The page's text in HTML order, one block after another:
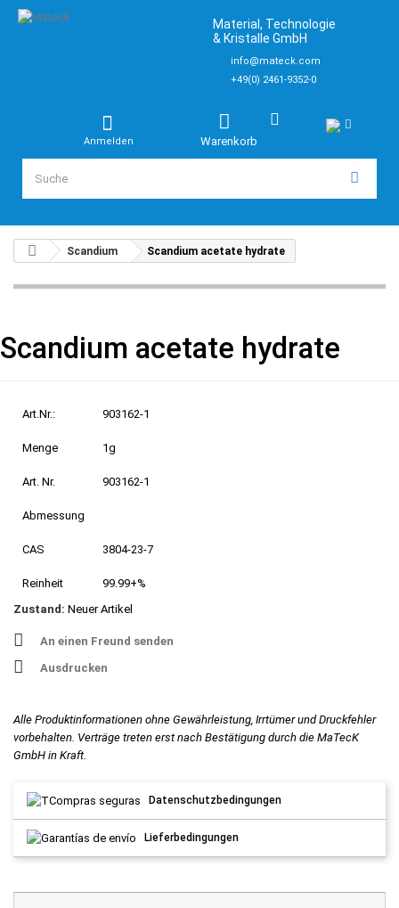
Material, Technologie
& Kristalle GmbH
info@mateck.com
+49(0) 2461-9352-0
Warenkorb
Anmelden
Scandium Scandium acetate hydrate
Scandium acetate hydrate
Art.Nr.: 903162-1
Menge 1g
Art. Nr. 903162-1
Abmessung
CAS 3804-23-7
Reinheit
99.99+%
Zustand: Neuer Artikel
An einen Freund senden
Ausdrucken
Alle Produktinformationen ohne Gewährleistung, Irrtümer und Druckfehler
vorbehalten. Verträge treten erst nach Bestätigung durch die MaTecK
GmbH in Kraft.
Datenschutzbedingungen
Lieferbedingungen